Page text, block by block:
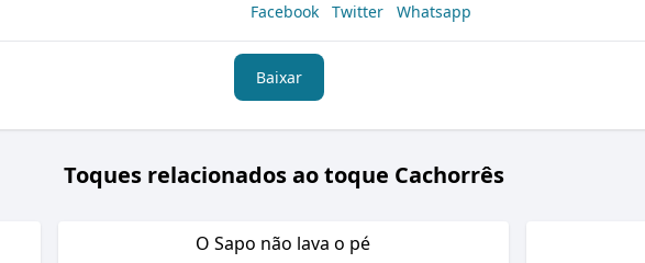
Facebook Twitter Whatsapp
Baixar
Toques relacionados ao toque Cachorrês
O Sapo não lava o pé